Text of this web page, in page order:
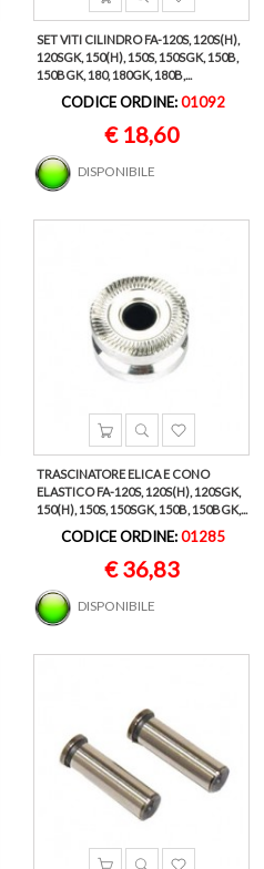
SET VITI CILINDRO FA-120S, 120S(H),
120SGK, 150(H), 150S, 150SGK, 150B,
150BGK, 180, 180GK, 180B,...
CODICE ORDINE:01092
€ 18,60
DISPONIBILE
TRASCINATORE ELICA E CONO
ELASTICO FA-120S, 120S(H), 120SGK,
150(H), 150S, 150SGK, 150B, 150BGK,...
CODICE ORDINE:01285
€ 36,83
DISPONIBILE